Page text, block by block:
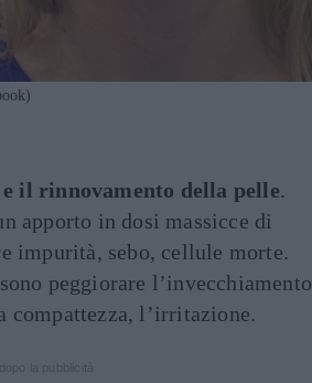
il rinnovamento della pelle.
apporto in dosi massicce di
impurità, sebo, cellule morte.
peggiorare l’invecchiamento
l’irritazione.